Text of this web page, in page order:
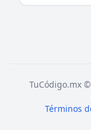
TuCódigo.mx
Términos